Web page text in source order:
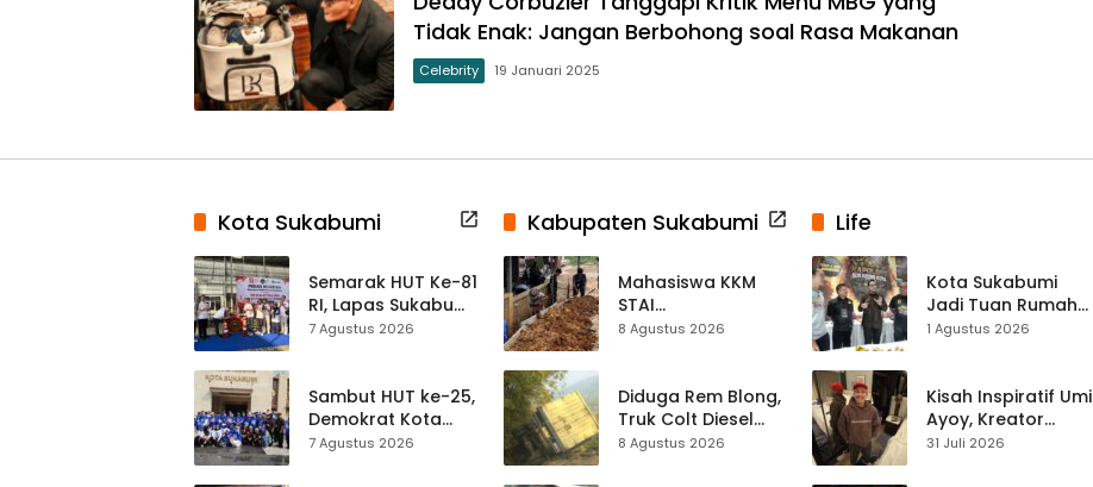
Tidak Enak: Jangan Berbohong soal Rasa Makanan
Celebrity 19 Januari 2025
Kota Sukabumi
Semarak HUT Ke-81
RI, Lapas Sukabumi
Resmi Gelar Pekan
7 Agustus 2026
Sambut HUT ke-25,
Demokrat Kota
Sukabumi
7 Agustus 2026
Kabupaten Sukabumi
Mahasiswa KKM
STAI
Palabuhanratu
Jalan Majelis Ta’lim
di Sagaranten
8 Agustus 2026
Diduga Rem Blong,
Truk Colt Diesel
Terperosok di Jalur
8 Agustus 2026
Life
Kota Sukabumi
Jadi Tuan Rumah
Kontes Batu Akik
1 Agustus 2026
Kisah Inspiratif Umi
Ayoy, Kreator
TikTok Asal
31 Juli 2026